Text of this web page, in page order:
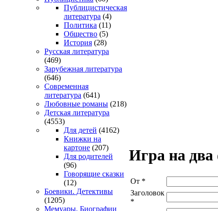
Публицистическая
литература (4)
Политика (11)
Общество (5)
История (28)
Русская литература
(469)
Зарубежная литература
(646)
Современная
литература (641)
Любовные романы (218)
Детская литература
(4553)
Для детей (4162)
Книжки на
картоне (207)
Для родителей
(96)
Говорящие сказки
(12)
Боевики. Детективы
(1205)
Мемуары. Биографии
Игра на два
От *
Заголовок
*